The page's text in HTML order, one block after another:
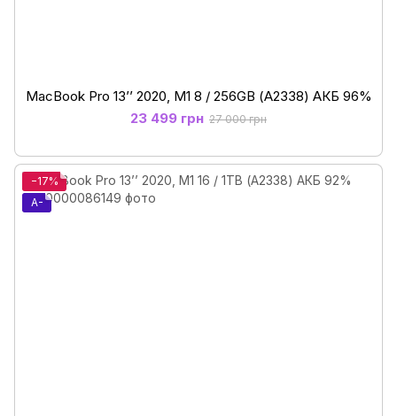
MacBook Pro 13’’ 2020, M1 8 / 256GB (А2338) АКБ 96%
23 499 грн 27 000 грн
−17%
A-